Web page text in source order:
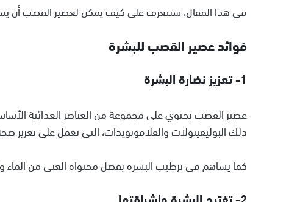
في هذا المقال، سنتعرف على كيف يمكن لعصير القصب أن
فوائد عصير القصب للبشرة
1- تعزيز نضارة البشرة
عصير القصب يحتوي على مجموعة من العناصر الغذائية
ذلك البوليفينولات والفلافونويدات، التي تعمل على تعزيز
كما يساهم في ترطيب البشرة بفضل محتواه الغني من الماء